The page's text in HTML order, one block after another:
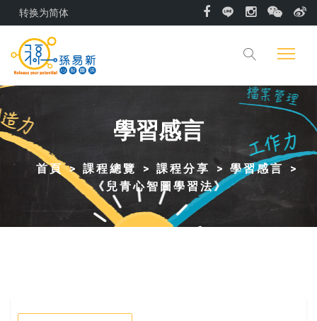
转换为简体
學習感言
首頁 課程總覽 課程分享
學習感言
《兒青心智圖學習法》